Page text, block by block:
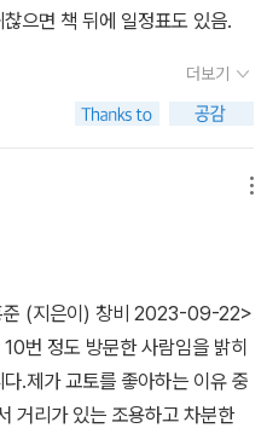
으면 책 뒤에 일정표도 있음.
더보기
준 (지은이) 창비 2023-09-22>
번 정도 방문한 사람임을 밝히
.제가 교토를 좋아하는 이유 중
거리가 있는 조용하고 차분한